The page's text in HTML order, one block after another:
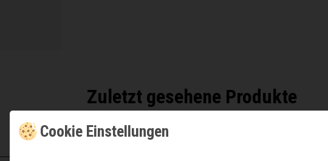
Zuletzt gesehene Produkte
Cookie Einstellungen